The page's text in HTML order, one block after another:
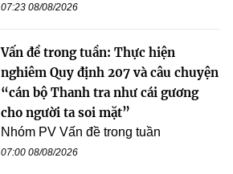
07:23 08/08/2026
Vấn đề trong tuần: Thực hiện
nghiêm Quy định 207 và câu chuyện
“cán bộ Thanh tra như cái gương
cho người ta soi mặt”
Nhóm PV Vấn đề trong tuần
07:00 08/08/2026